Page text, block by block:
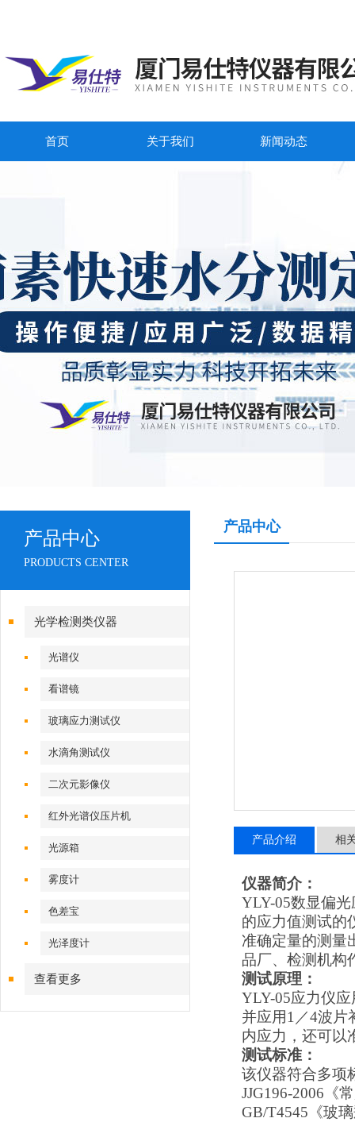
首页 关于我们 新闻动态
产品中心
PRODUCTS CENTER
光学检测类仪器
光谱仪
看谱镜
玻璃应力测试仪
水滴角测试仪
二次元影像仪
红外光谱仪压片机
光源箱
雾度计
色差宝
光泽度计
查看更多
产品中心
产品介绍 相
仪器简介：
YLY-05数显偏
的应力值测试的
准确定量的测量
品厂、检测机构
测试原理：
YLY-05应力仪
并应用1／4波片
内应力，还可以
测试标准：
该仪器符合多项
JJG196-2006 《
GB/T4545 《玻